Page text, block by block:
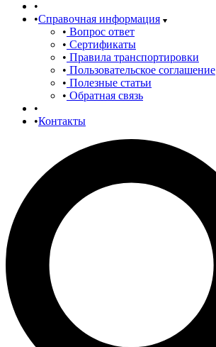
Справочная информация
Вопрос ответ
Сертификаты
Правила транспортировки
Пользовательское соглашение
Полезные статьи
Обратная связь
Контакты